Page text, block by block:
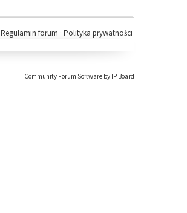
Polityka prywatności
Regulamin forum ·
Community Forum Software by IP.Board